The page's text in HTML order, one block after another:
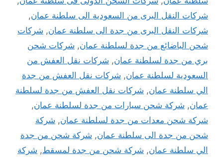
شركات النقل البرى من السعودية الى سلطنة عمان,
شركات النقل البرى من جدة الى سلطنة عمان, شركات
شحن الباضائع من جدة لسلطنة عمان, شركات شحن
بري من جدة لسلطنة عمان, شركات نقل العفش من
السعودية لسلطنة عمان, شركات نقل العفش من جدة
الي سلطنة عمان, شركات نقل العفش من جدة لسلطنة
عمان, شركة شحن سيارات من جدة لسلطنة عمان,
شركة شحن معدات من جدة لسلطنة عمان, شركة
شحن من جدة الى سلطنة عمان, شركة شحن من جدة
الي سلطنة عمان, شركة شحن من جدة لمسقط, شركة